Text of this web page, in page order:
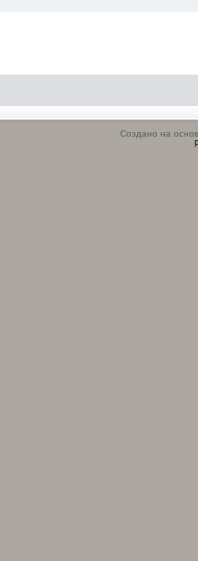
Создано на